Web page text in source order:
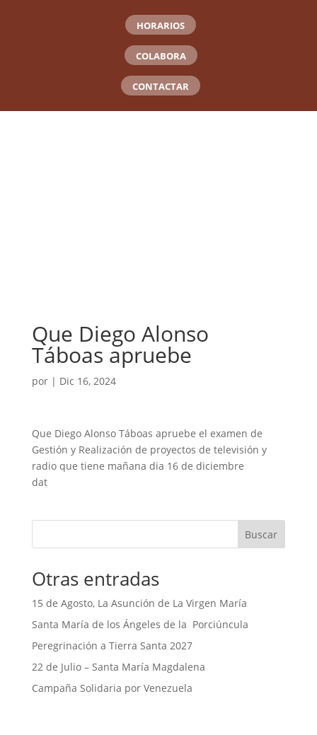
HORARIOS
COLABORA
CONTACTAR
Que Diego Alonso
Táboas apruebe
por | Dic 16, 2024
Que Diego Alonso Táboas apruebe el examen de
Gestión y Realización de proyectos de televisión y
radio que tiene mañana dia 16 de diciembre
dat
Buscar
Otras entradas
15 de Agosto, La Asunción de La Virgen María
Santa María de los Ángeles de la Porciúncula
Peregrinación a Tierra Santa 2027
22 de Julio – Santa María Magdalena
Campaña Solidaria por Venezuela